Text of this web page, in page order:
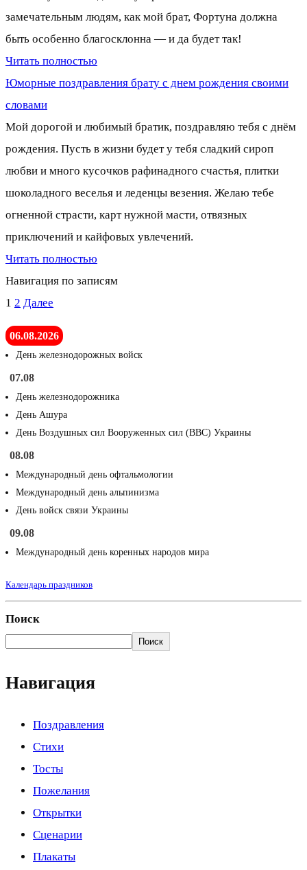
замечательным людям, как мой брат, Фортуна должна
быть особенно благосклонна — и да будет так!
Читать полностью
Юморные поздравления брату с днем рождения своими
словами
Мой дорогой и любимый братик, поздравляю тебя с днём
рождения. Пусть в жизни будет у тебя сладкий сироп
любви и много кусочков рафинадного счастья, плитки
шоколадного веселья и леденцы везения. Желаю тебе
огненной страсти, карт нужной масти, отвязных
приключений и кайфовых увлечений.
Читать полностью
Навигация по записям
1 2 Далее
06.08.2026
День железнодорожных войск
07.08
День железнодорожника
День Ашура
День Воздушных сил Вооруженных сил (ВВС) Украины
08.08
Международный день офтальмологии
Международный день альпинизма
День войск связи Украины
09.08
Международный день коренных народов мира
Календарь праздников
Поиск
Поиск
Навигация
Поздравления
Стихи
Тосты
Пожелания
Открытки
Сценарии
Плакаты